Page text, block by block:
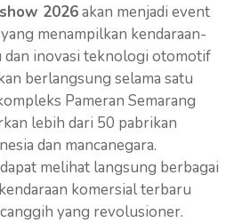
2026akan menjadi event
menampilkan kendaraan-
dan inovasi teknologi otomotif
berlangsung selama satu
Pameran Semarang
lebih dari 50 pabrikan
dan mancanegara.
melihat langsung berbagai
komersial terbaru
yang revolusioner.